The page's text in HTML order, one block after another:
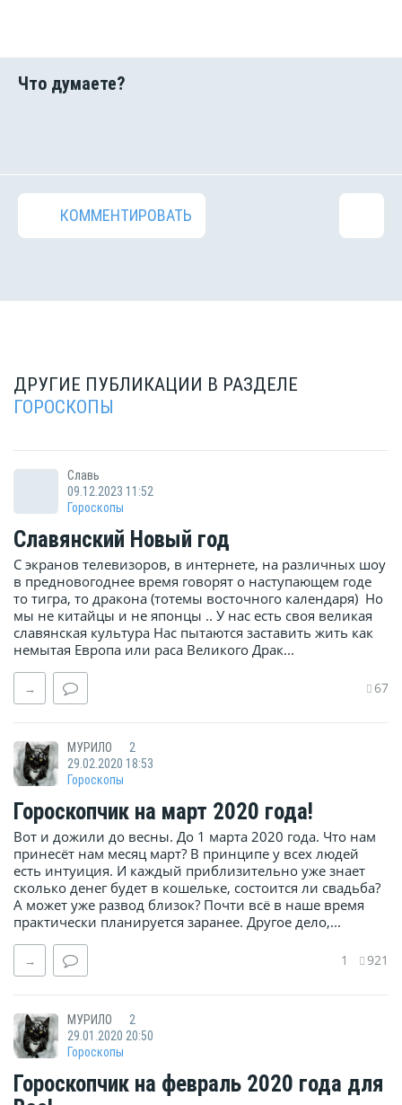
КОММЕНТИРОВАТЬ
ДРУГИЕ ПУБЛИКАЦИИ В РАЗДЕЛЕ
ГОРОСКОПЫ
Славь
09.12.2023 11:52
Гороскопы
Славянский Новый год
С экранов телевизоров, в интернете, на различных шоу
в предновогоднее время говорят о наступающем годе
то тигра, то дракона (тотемы восточного календаря) Но
мы не китайцы и не японцы .. У нас есть своя великая
славянская культура Нас пытаются заставить жить как
немытая Европа или раса Великого Драк...
→ 67
МУРИЛО
2
29.02.2020 18:53
Гороскопы
Гороскопчик на март 2020 года!
Вот и дожили до весны. До 1 марта 2020 года. Что нам
принесёт нам месяц март? В принципе у всех людей
есть интуиция. И каждый приблизительно уже знает
сколько денег будет в кошельке, состоится ли свадьба?
А может уже развод близок? Почти всё в наше время
практически планируется заранее. Другое дело,...
→ 1 921
МУРИЛО
2
29.01.2020 20:50
Гороскопы
Гороскопчик на февраль 2020 года для